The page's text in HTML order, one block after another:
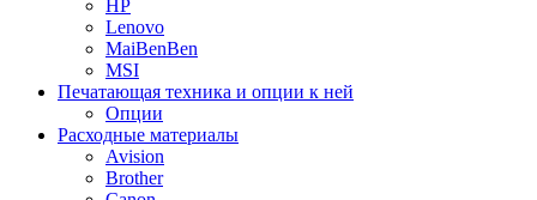
HP
Lenovo
MaiBenBen
MSI
Печатающая техника и опции к ней
Опции
Расходные материалы
Avision
Brother